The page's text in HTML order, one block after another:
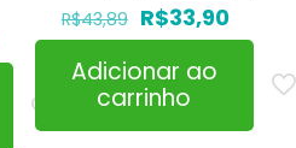
R$36,90.
R$43,89 O
preço
original
era:
R$43,89.
R$33,90O
preço
Adicionar ao
carrinho